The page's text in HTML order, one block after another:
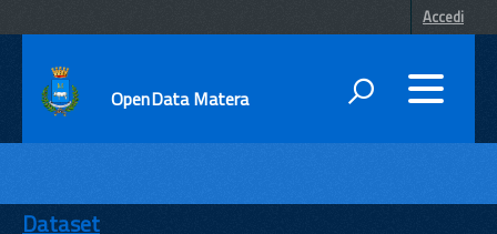
Accedi
OpenData Matera
ENTI
Dataset